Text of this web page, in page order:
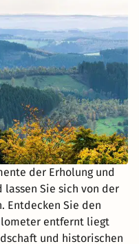
der Erholung und
lassen Sie sich von der
Entdecken Sie den
entfernt liegt
und historischen